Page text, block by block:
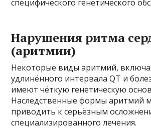
специфического генетического
Нарушения ритма
(аритмии)
Некоторые виды аритмий,
удлинённого интервала QT и
имеют чёткую генетическую
Наследственные формы аритмий
приводить к серьёзным
специализированного лечения.